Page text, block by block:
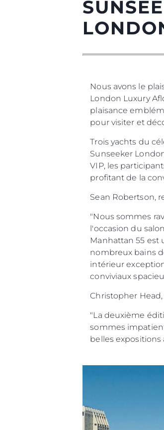
Nous avons le
London
plaisance
pour visiter
Trois yachts du
Sunseeker
VIP, les
Sean
"Nous sommes
l'occasion du
Manhattan 55 est
nombreux bains
intérieur
conviviaux
Christopher
"La deuxième
sommes
belles expositions